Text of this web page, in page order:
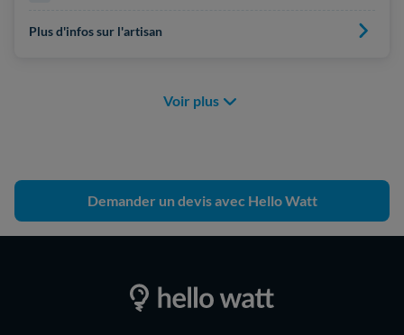
Plus d'infos sur l'artisan
Voir plus
Demander un devis avec Hello Watt